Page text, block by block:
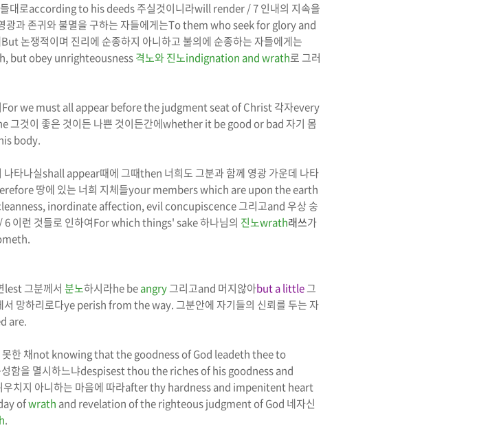
대로according to his deeds주실것이니라will render/ 7인내의 지속을
광과 존귀와 불멸을 구하는 자들에게는To them who seek for glory and
But논쟁적이며 진리에 순종하지 아니하고 불의에 순종하는 자들에게는
but obey unrighteousness격노와 진노indignation and wrath로 그러
For we must all appear before the judgment seat of Christ각자every
그것이 좋은 것이든 나쁜 것이든간에whether it be good or bad 자기 몸
body.
나타나실shall appear때에 그때then 너희도 그분과 함께 영광 가운데 나타
땅에 있는 너희 지체들your members which are upon the earth
inordinate affection, evil concupiscence그리고and우상 숭
6이런 것들로 인하여For which things' sake하나님의 진노wrath래쓰가
lest그분께서 분노하시라he beangry그리고and 머지않아but a little그
서 망하리로다ye perish from the way. 그분안에 자기들의 신뢰를 두는 자
are.
한 채not knowing that the goodness of God leadeth thee to
함을 멸시하느냐despisest thou the riches of his goodness and
치지 아니하는 마음에 따라after thy hardness and impenitent heart
ofwrath and revelation of the righteous judgment of God 네자신
.